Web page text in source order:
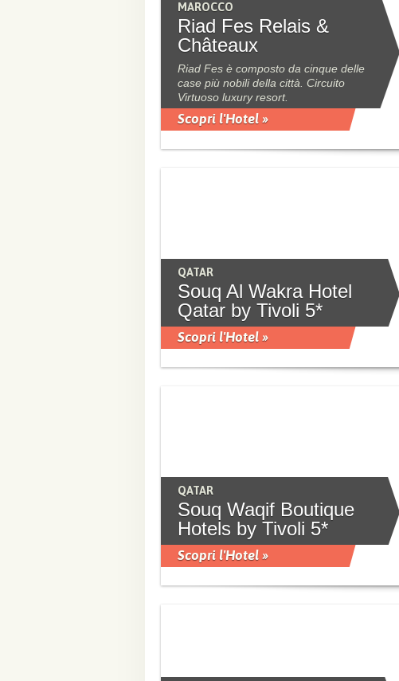
MAROCCO
Riad Fes Relais &
Châteaux
Riad Fes è composto da cinque delle
case più nobili della città. Circuito
Virtuoso luxury resort.
Scopri l'Hotel »
QATAR
Souq Al Wakra Hotel
Qatar by Tivoli 5*
Scopri l'Hotel »
QATAR
Souq Waqif Boutique
Hotels by Tivoli 5*
Scopri l'Hotel »